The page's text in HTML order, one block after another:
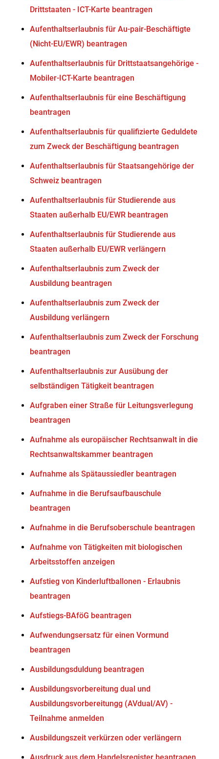
Drittstaaten - ICT-Karte beantragen
Aufenthaltserlaubnis für Au-pair-Beschäftigte
(Nicht-EU/EWR) beantragen
Aufenthaltserlaubnis für Drittstaatsangehörige -
Mobiler-ICT-Karte beantragen
Aufenthaltserlaubnis für eine Beschäftigung
beantragen
Aufenthaltserlaubnis für qualifizierte Geduldete
zum Zweck der Beschäftigung beantragen
Aufenthaltserlaubnis für Staatsangehörige der
Schweiz beantragen
Aufenthaltserlaubnis für Studierende aus
Staaten außerhalb EU/EWR beantragen
Aufenthaltserlaubnis für Studierende aus
Staaten außerhalb EU/EWR verlängern
Aufenthaltserlaubnis zum Zweck der
Ausbildung beantragen
Aufenthaltserlaubnis zum Zweck der
Ausbildung verlängern
Aufenthaltserlaubnis zum Zweck der Forschung
beantragen
Aufenthaltserlaubnis zur Ausübung der
selbständigen Tätigkeit beantragen
Aufgraben einer Straße für Leitungsverlegung
beantragen
Aufnahme als europäischer Rechtsanwalt in die
Rechtsanwaltskammer beantragen
Aufnahme als Spätaussiedler beantragen
Aufnahme in die Berufsaufbauschule
beantragen
Aufnahme in die Berufsoberschule beantragen
Aufnahme von Tätigkeiten mit biologischen
Arbeitsstoffen anzeigen
Aufstieg von Kinderluftballonen - Erlaubnis
beantragen
Aufstiegs-BAföG beantragen
Aufwendungsersatz für einen Vormund
beantragen
Ausbildungsduldung beantragen
Ausbildungsvorbereitung dual und
Ausbildungsvorbereitungg (AVdual/AV) -
Teilnahme anmelden
Ausbildungszeit verkürzen oder verlängern